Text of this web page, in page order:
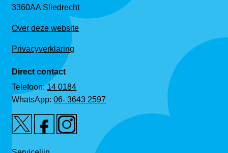
3360AA Sliedrecht
Over deze website
Privacyverklaring
Direct contact
Telefoon:14 0184
WhatsApp:06- 3643 2597